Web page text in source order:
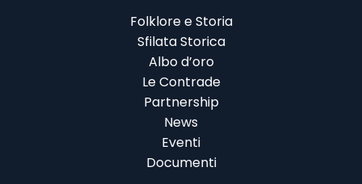
Folklore e Storia
Sfilata Storica
Albo d’oro
Le Contrade
Partnership
News
Eventi
Documenti